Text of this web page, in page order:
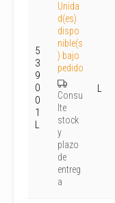
5
3
9
0
0
1
L
Unida
d(es)
dispo
nible(s
) bajo
pedido
Consu
lte
stock
y
plazo
de
entreg
a
L